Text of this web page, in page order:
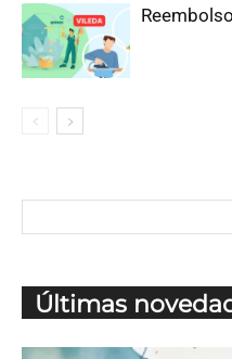
Últimas